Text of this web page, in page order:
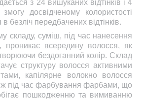
з 24 вишуканих відтінків і 4
досвідченому колористості
безліч передбачених відтінків.
складу, суміш, під час нанесення
проникає всередину волосся, як
бездоганний колір. Склад
структуру волосся активними
капілярне волокно волосся
під час фарбування фарбами, що
пошкодженню та вимиванню